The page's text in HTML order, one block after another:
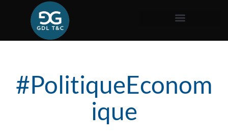
#PolitiqueEconom
ique